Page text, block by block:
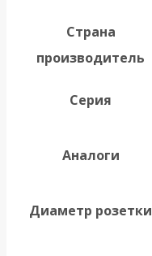
Страна
производитель
Серия
Аналоги
Диаметр розетки